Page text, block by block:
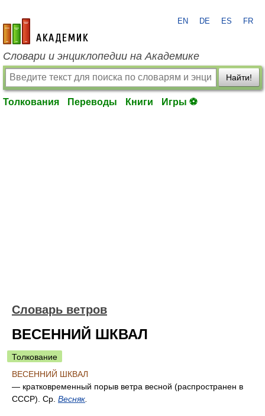
academic.ru
EN DE ES FR
Словари и энциклопедии на Академике
Найти!
Толкования Переводы Книги Игры ⚽
Словарь ветров
ВЕСЕННИЙ ШКВАЛ
Толкование
ВЕСЕННИЙ ШКВАЛ
— кратковременный порыв ветра весной (распространен в
СССР). Ср. Весняк